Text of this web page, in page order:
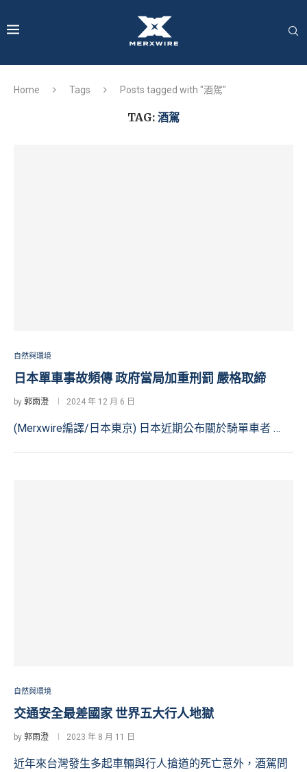
Home Tags Posts tagged with "酒駕"
TAG: 酒駕
自然與環境
日本單車事故頻傳 政府當局加重刑罰 嚴格取締
by 郭雨澄 2024 年 12 月 6 日
(Merxwire編譯/日本東京) 日本近期公布關於騎單車者 …
自然與環境
交通安全最差國家 世界五大行人地獄
by 郭雨澄 2023 年 8 月 11 日
近年來台灣發生多起車輛與行人搶道的死亡意外，酒駕問